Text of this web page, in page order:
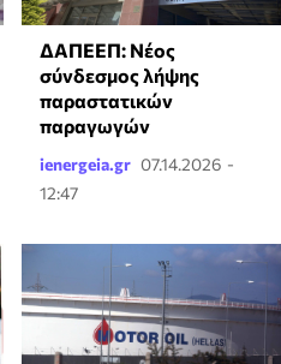
ΔΑΠΕΕΠ: Νέος
σύνδεσμος λήψης
παραστατικών
παραγωγών
ienergeia.gr 07.14.2026 -
12:47